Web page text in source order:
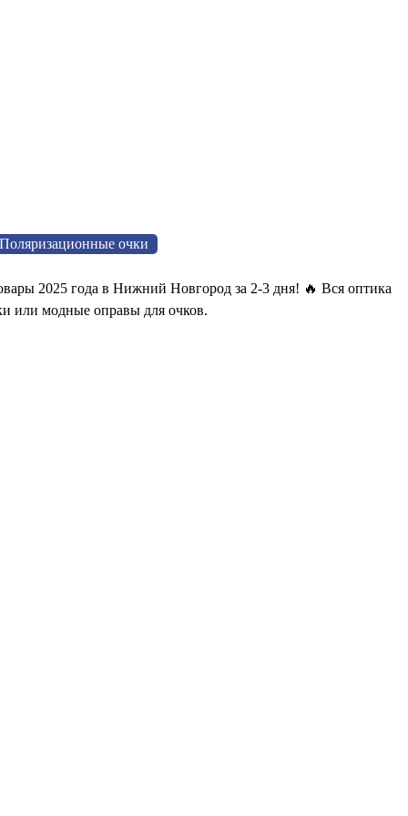
очки
2025 года в Нижний Новгород за 2-3 дня! 🔥 Вся оптика
или модные оправы для очков.